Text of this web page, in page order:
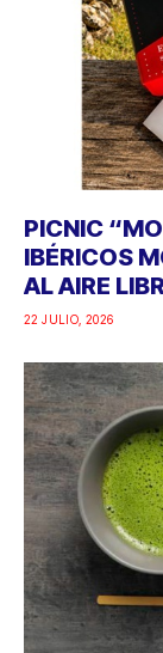
PICNIC
IBÉRICOS
AL AIRE
22 JULIO, 2026